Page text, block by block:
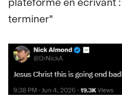
terminer"